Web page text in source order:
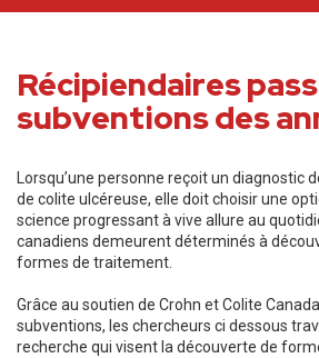
Récipiendaires
subventions des
Lorsqu’une personne reçoit un diagnostic
de colite ulcéreuse, elle doit choisir une
science progressant à vive allure au
canadiens demeurent déterminés à
formes de traitement.
Grâce au soutien de Crohn et Colite
subventions, les chercheurs ci dessous
recherche qui visent la découverte de